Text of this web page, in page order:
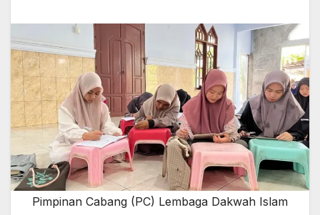
Pimpinan Cabang (PC) Lembaga Dakwah Islam